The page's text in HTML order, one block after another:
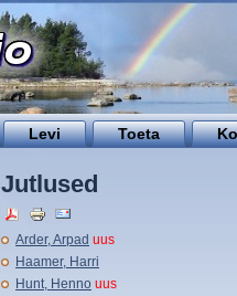
Levi Toeta
Jutlused
Arder, Arpad uus
Haamer, Harri
Hunt, Henno uus